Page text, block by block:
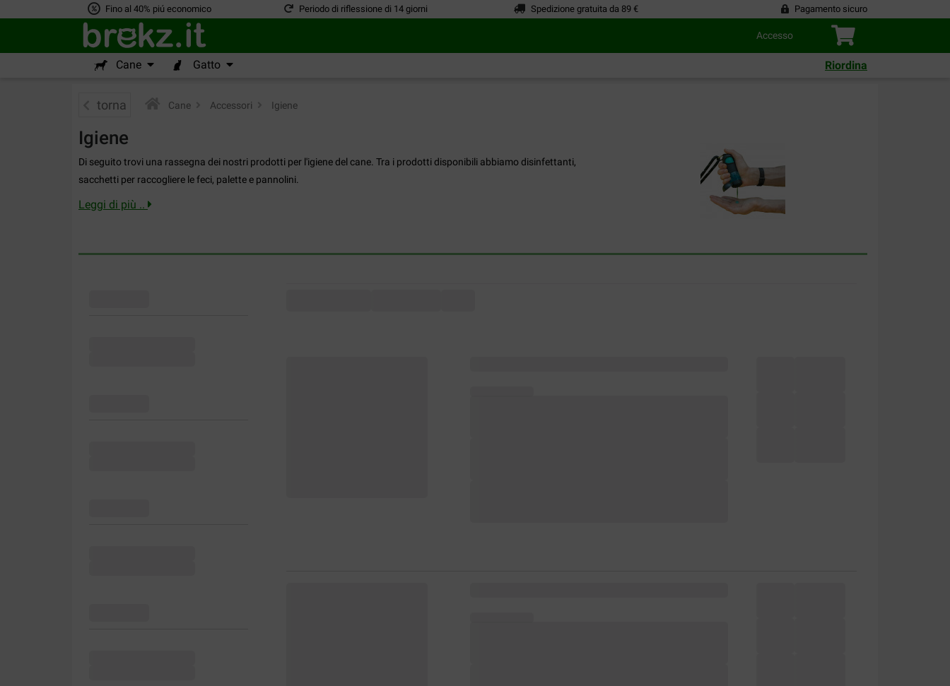
Fino al 40% piú economico Periodo di riflessione di 14 giorni Spedizione gratuita da 89 € Pagamento sicuro
Accesso
Cane Gatto Riordina
torna Cane Accessori Igiene
Igiene
Di seguito trovi una rassegna dei nostri prodotti per l'igiene del cane. Tra i prodotti disponibili abbiamo disinfettanti,
sacchetti per raccogliere le feci, palette e pannolini.
Leggi di più ..